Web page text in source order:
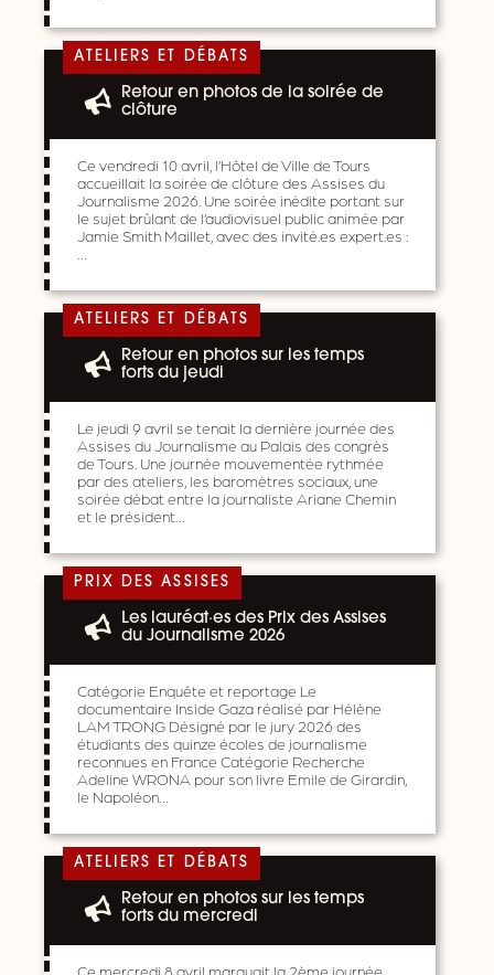
ATELIERS ET DÉBATS
Retour en photos de la soirée de
clôture
Ce vendredi 10 avril, l’Hôtel de Ville de Tours
accueillait la soirée de clôture des Assises du
Journalisme 2026. Une soirée inédite portant sur
le sujet brûlant de l’audiovisuel public animée par
Jamie Smith Maillet, avec des invité.es expert.es :
ATELIERS ET DÉBATS
Retour en photos sur les temps
forts du jeudi
Le jeudi 9 avril se tenait la dernière journée des
Assises du Journalisme au Palais des congrès
de Tours. Une journée mouvementée rythmée
par des ateliers, les baromètres sociaux, une
soirée débat entre la journaliste Ariane Chemin
et le président…
PRIX DES ASSISES
Les lauréat·es des Prix des Assises
du Journalisme 2026
Catégorie Enquête et reportage Le
documentaire Inside Gaza réalisé par Hélène
LAM TRONG Désigné par le jury 2026 des
étudiants des quinze écoles de journalisme
reconnues en France Catégorie Recherche
Adeline WRONA pour son livre Emile de Girardin,
le Napoléon…
ATELIERS ET DÉBATS
Retour en photos sur les temps
forts du mercredi
Ce mercredi 8 avril marquait la 2ème journée